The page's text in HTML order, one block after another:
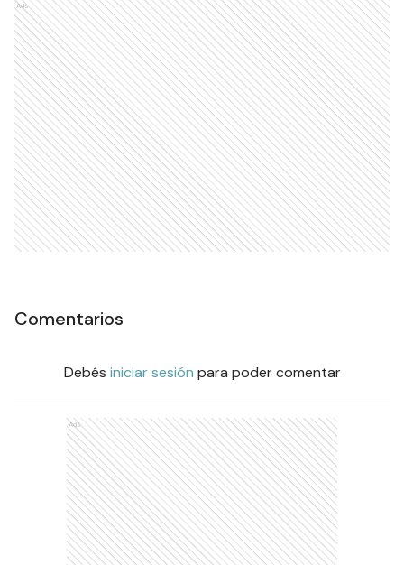
Ads
Comentarios
Debés iniciar sesión para poder comentar
Ads